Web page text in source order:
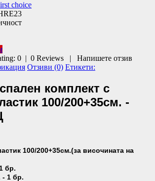
choice
0 | 0 Reviews | Напишете отзив
Отзиви (0) Етикети:
комплект с
100/200+35см. -
100/200+35см.(за височината на
бр.
- 1 бр.